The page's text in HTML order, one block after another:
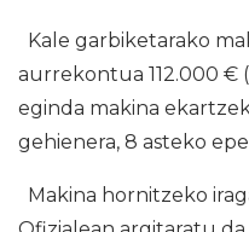
Kale garbiketarako
aurrekontua 112.000 €
eginda makina
gehienera, 8 asteko
Makina hornitzeko